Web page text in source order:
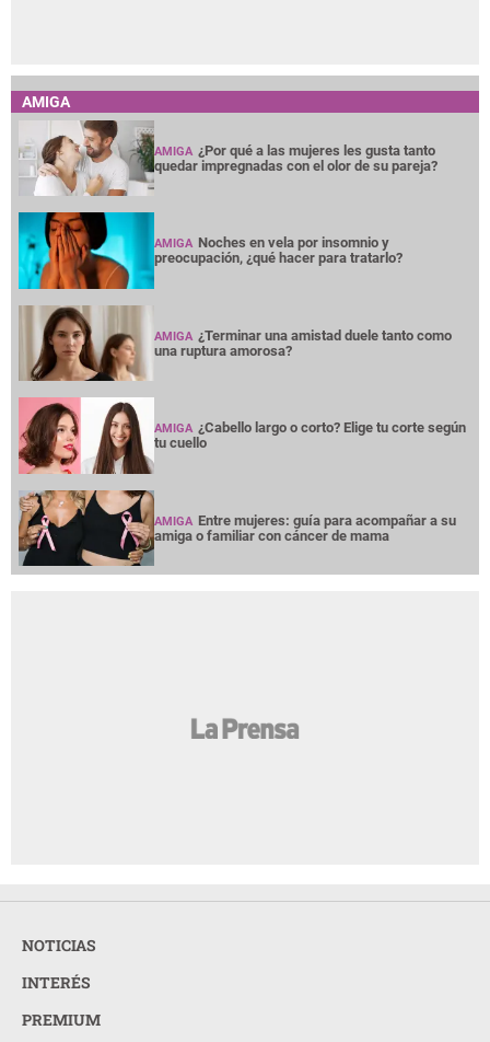
AMIGA
AMIGA ¿Por qué a las mujeres les gusta tanto
quedar impregnadas con el olor de su pareja?
AMIGA Noches en vela por insomnio y
preocupación, ¿qué hacer para tratarlo?
AMIGA ¿Terminar una amistad duele tanto como
una ruptura amorosa?
AMIGA ¿Cabello largo o corto? Elige tu corte según
tu cuello
AMIGA Entre mujeres: guía para acompañar a su
amiga o familiar con cáncer de mama
NOTICIAS
INTERÉS
PREMIUM